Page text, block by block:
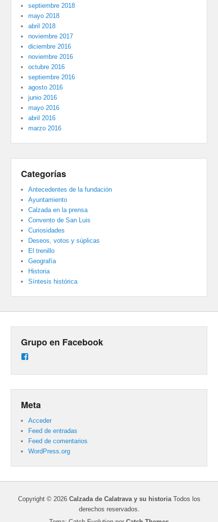
septiembre 2018
mayo 2018
abril 2018
noviembre 2017
diciembre 2016
noviembre 2016
octubre 2016
septiembre 2016
agosto 2016
junio 2016
mayo 2016
abril 2016
marzo 2016
Categorías
Antecedentes de la fundación
Ayuntamiento
Calzada en la prensa
Convento de San Luis
Curiosidades
Deseos, votos y súplicas
El trenillo
Geografía
Historia
Síntesis histórica
Grupo en Facebook
Meta
Acceder
Feed de entradas
Feed de comentarios
WordPress.org
Copyright © 2026 Calzada de Calatrava y su historiaTodos los
derechos reservados.